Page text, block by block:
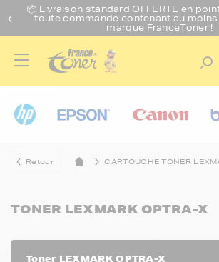
📦 Livraison standard OFFERTE en
toute commande contenant au
marque FranceToner !
Retour CARTOUCHE TONER
TONER LEXMARK OPTRA-X
Toner LEXMARK OPTRA-X